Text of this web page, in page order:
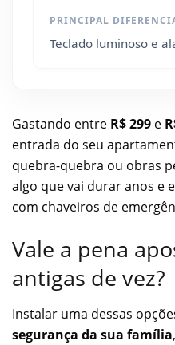
PRINCIPAL
Teclado luminoso e
Gastando entre R$ 299 e
entrada do seu
quebra-quebra ou obras
algo que vai durar anos e
com chaveiros de
Vale a pena
antigas de vez?
Instalar uma dessas
segurança da sua família